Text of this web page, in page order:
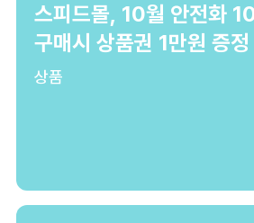
스피드몰, 10월 안전화
구매시 상품권 1만원 증정
상품